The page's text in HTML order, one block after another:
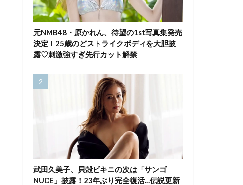
元NMB48・原かれん、待望の1st写真集発売
決定！25歳のどストライクボディを大胆披
露♡刺激強すぎ先行カット解禁
武田久美子、貝殻ビキニの次は「サンゴ
NUDE」披露！23年ぶり完全復活…伝説更新